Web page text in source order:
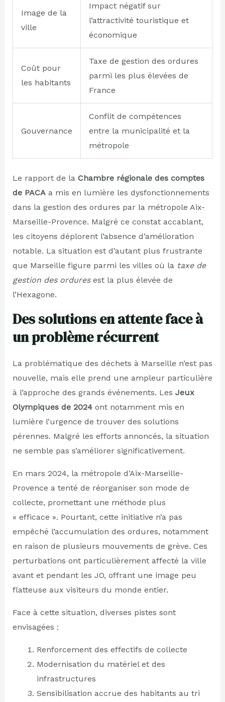
Image de la
ville
Impact négatif sur
l’attractivité touristique et
économique
Coût pour
les habitants
Taxe de gestion des ordures
parmi les plus élevées de
France
Gouvernance
Conflit de compétences
entre la municipalité et la
métropole
Le rapport de la Chambre régionale des comptes
de PACAa mis en lumière les dysfonctionnements
dans la gestion des ordures par la métropole Aix-
Marseille-Provence. Malgré ce constat accablant,
les citoyens déplorent l’absence d’amélioration
notable. La situation est d’autant plus frustrante
que Marseille figure parmi les villes où la taxe de
gestion des orduresest la plus élevée de
l’Hexagone.
Des solutions en attente face à
un problème récurrent
La problématique des déchets à Marseille n’est pas
nouvelle, mais elle prend une ampleur particulière
à l’approche des grands événements. Les Jeux
Olympiques de 2024ont notamment mis en
lumière l’urgence de trouver des solutions
pérennes. Malgré les efforts annoncés, la situation
ne semble pas s’améliorer significativement.
En mars 2024, la métropole d’Aix-Marseille-
Provence a tenté de réorganiser son mode de
collecte, promettant une méthode plus
« efficace ». Pourtant, cette initiative n’a pas
empêché l’accumulation des ordures, notamment
en raison de plusieurs mouvements de grève. Ces
perturbations ont particulièrement affecté la ville
avant et pendant les JO, offrant une image peu
flatteuse aux visiteurs du monde entier.
Face à cette situation, diverses pistes sont
envisagées :
Renforcement des effectifs de collecte
Modernisation du matériel et des
infrastructures
Sensibilisation accrue des habitants au tri